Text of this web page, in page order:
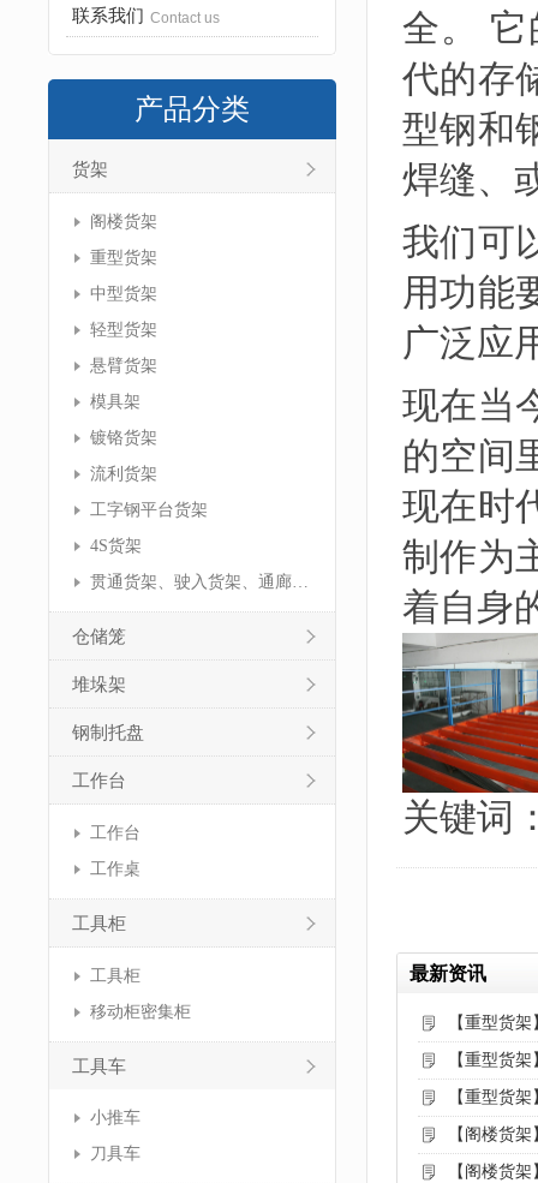
联系我们 Contact us
产品分类
货架
阁楼货架
重型货架
中型货架
轻型货架
悬臂货架
模具架
镀铬货架
流利货架
工字钢平台货架
4S货架
贯通货架、驶入货架、通廊货架
仓储笼
堆垛架
钢制托盘
工作台
工作台
工作桌
工具柜
工具柜
移动柜密集柜
工具车
小推车
刀具车
全。
代的存
型钢和
焊缝、
我们可
用功能
广泛应
现在当
的空间
现在时
制作为
着自身
关键词
最新资讯
【重型货
【重型货
【重型货
【阁楼货
【阁楼货